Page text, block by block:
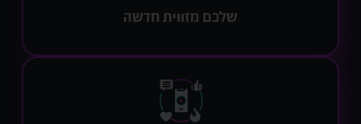
שלכם מזווית חדשה